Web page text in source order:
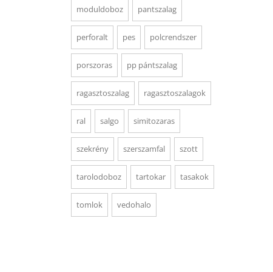
moduldoboz pantszalag
perforalt pes polcrendszer
porszoras pp pántszalag
ragasztoszalag ragasztoszalagok
ral salgo simitozaras
szekrény szerszamfal szott
tarolodoboz tartokar tasakok
tomlok vedohalo